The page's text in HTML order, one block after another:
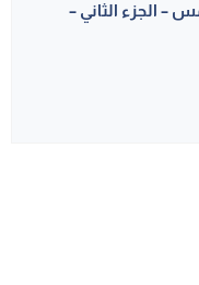
– الجزء الثاني –